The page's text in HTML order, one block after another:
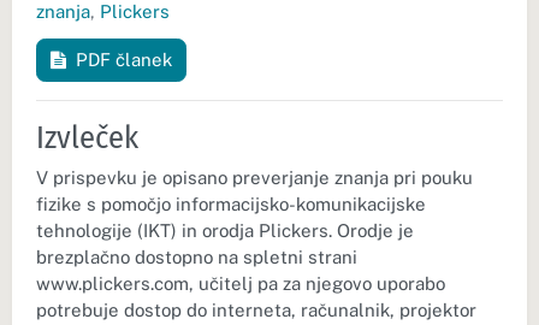
znanja, Plickers
PDF članek
Izvleček
V prispevku je opisano preverjanje znanja pri pouku
fizike s pomočjo informacijsko-komunikacijske
tehnologije (IKT) in orodja Plickers. Orodje je
brezplačno dostopno na spletni strani
www.plickers.com, učitelj pa za njegovo uporabo
potrebuje dostop do interneta, računalnik, projektor